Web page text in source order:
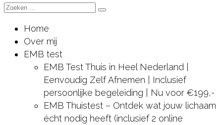
Zoeken
Zoeken
Home
Over mij
EMB test
EMB Test Thuis in Heel Nederland |
Eenvoudig Zelf Afnemen | Inclusief
persoonlijke begeleiding | Nu voor €199,-
EMB Thuistest – Ontdek wat jouw lichaam
écht nodig heeft (inclusief 2 online